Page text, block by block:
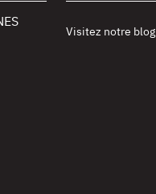
Visitez notre blog